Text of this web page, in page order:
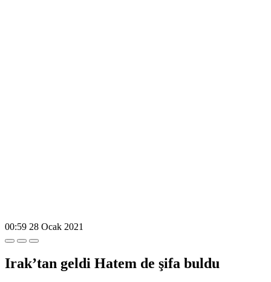
00:59 28 Ocak 2021
Irak’tan geldi Hatem de şifa buldu